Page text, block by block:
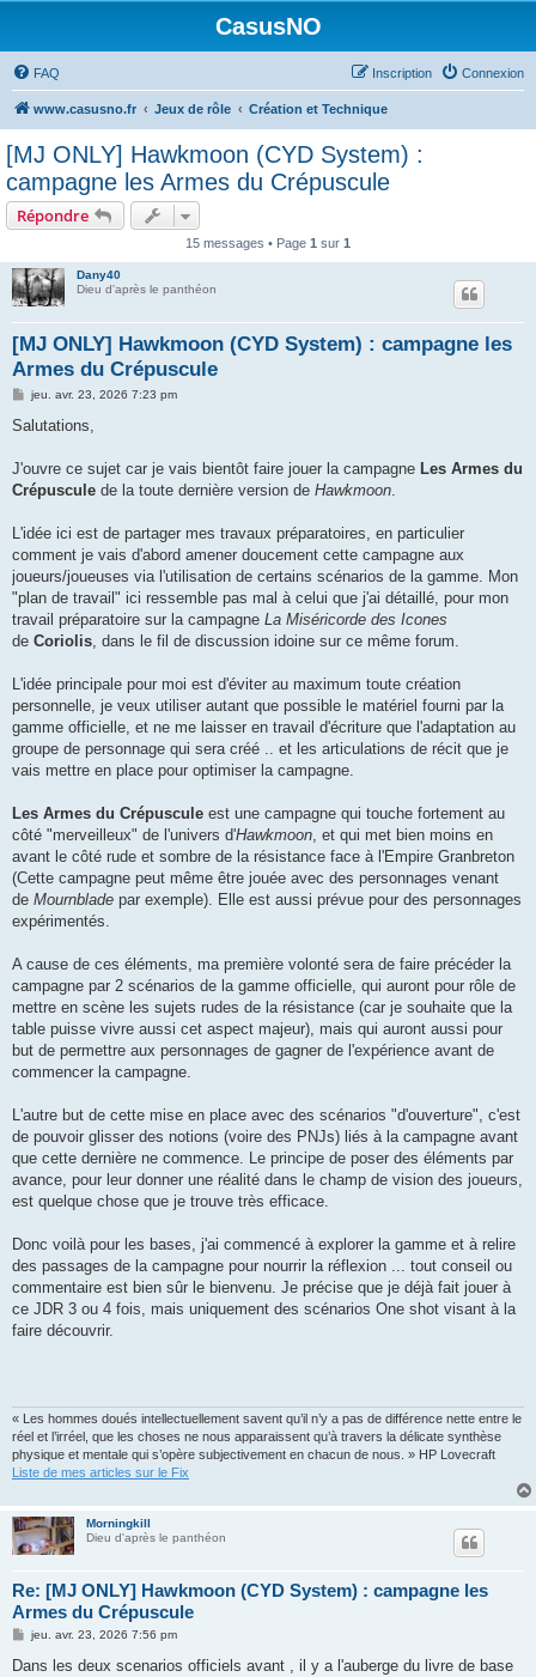
CasusNO
FAQ Connexion
Inscription
www.casusno.fr Jeux de rôle Création et Technique
[MJ ONLY] Hawkmoon (CYD System) :
campagne les Armes du Crépuscule
Répondre
15 messages • Page 1 sur 1
Dany40
Dieu d'après le panthéon
[MJ ONLY] Hawkmoon (CYD System) : campagne les
Armes du Crépuscule
M
s
g
jeu. avr. 23, 2026 7:23 pm
Salutations,
J'ouvre ce sujet car je vais bientôt faire jouer la campagne Les Armes du
Crépuscule de la toute dernière version de Hawkmoon.
L'idée ici est de partager mes travaux préparatoires, en particulier
comment je vais d'abord amener doucement cette campagne aux
joueurs/joueuses via l'utilisation de certains scénarios de la gamme. Mon
"plan de travail" ici ressemble pas mal à celui que j'ai détaillé, pour mon
travail préparatoire sur la campagne La Miséricorde des Icones
de Coriolis, dans le fil de discussion idoine sur ce même forum.
L'idée principale pour moi est d'éviter au maximum toute création
personnelle, je veux utiliser autant que possible le matériel fourni par la
gamme officielle, et ne me laisser en travail d'écriture que l'adaptation au
groupe de personnage qui sera créé .. et les articulations de récit que je
vais mettre en place pour optimiser la campagne.
Les Armes du Crépuscule est une campagne qui touche fortement au
côté "merveilleux" de l'univers d'Hawkmoon, et qui met bien moins en
avant le côté rude et sombre de la résistance face à l'Empire Granbreton
(Cette campagne peut même être jouée avec des personnages venant
de Mournblade par exemple). Elle est aussi prévue pour des personnages
expérimentés.
A cause de ces éléments, ma première volonté sera de faire précéder la
campagne par 2 scénarios de la gamme officielle, qui auront pour rôle de
mettre en scène les sujets rudes de la résistance (car je souhaite que la
table puisse vivre aussi cet aspect majeur), mais qui auront aussi pour
but de permettre aux personnages de gagner de l'expérience avant de
commencer la campagne.
L'autre but de cette mise en place avec des scénarios "d'ouverture", c'est
de pouvoir glisser des notions (voire des PNJs) liés à la campagne avant
que cette dernière ne commence. Le principe de poser des éléments par
avance, pour leur donner une réalité dans le champ de vision des joueurs,
est quelque chose que je trouve très efficace.
Donc voilà pour les bases, j'ai commencé à explorer la gamme et à relire
des passages de la campagne pour nourrir la réflexion ... tout conseil ou
commentaire est bien sûr le bienvenu. Je précise que je déjà fait jouer à
ce JDR 3 ou 4 fois, mais uniquement des scénarios One shot visant à la
faire découvrir.
« Les hommes doués intellectuellement savent qu’il n’y a pas de différence nette entre le
réel et l’irréel, que les choses ne nous apparaissent qu’à travers la délicate synthèse
physique et mentale qui s’opère subjectivement en chacun de nous. » HP Lovecraft
Liste de mes articles sur le Fix
Morningkill
Dieu d'après le panthéon
Re: [MJ ONLY] Hawkmoon (CYD System) : campagne les
Armes du Crépuscule
M
s
jeu. avr. 23, 2026 7:56 pm
Dans les deux scenarios officiels avant , il y a l'auberge du livre de base